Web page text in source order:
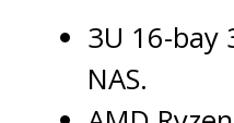
3U 16-bay
NAS.